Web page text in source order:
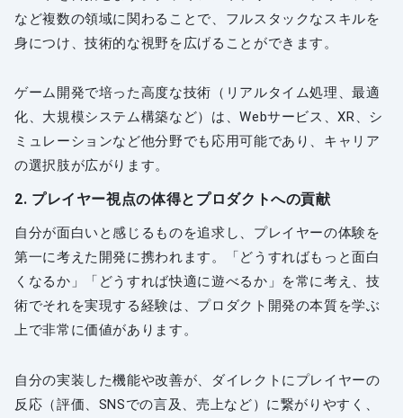
など複数の領域に関わることで、フルスタックなスキルを
身につけ、技術的な視野を広げることができます。
ゲーム開発で培った高度な技術（リアルタイム処理、最適
化、大規模システム構築など）は、Webサービス、XR、シ
ミュレーションなど他分野でも応用可能であり、キャリア
の選択肢が広がります。
2. プレイヤー視点の体得とプロダクトへの貢献
自分が面白いと感じるものを追求し、プレイヤーの体験を
第一に考えた開発に携われます。「どうすればもっと面白
くなるか」「どうすれば快適に遊べるか」を常に考え、技
術でそれを実現する経験は、プロダクト開発の本質を学ぶ
上で非常に価値があります。
自分の実装した機能や改善が、ダイレクトにプレイヤーの
反応（評価、SNSでの言及、売上など）に繋がりやすく、